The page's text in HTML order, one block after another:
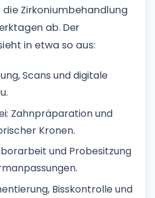
Zirkoniumbehandlung
ab. Der
in etwa so aus:
Scans und digitale
Zahnpräparation und
Kronen.
und Probesitzung
Bisskontrolle und